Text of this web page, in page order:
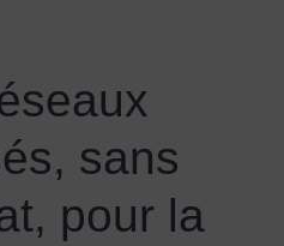
sans
pour la